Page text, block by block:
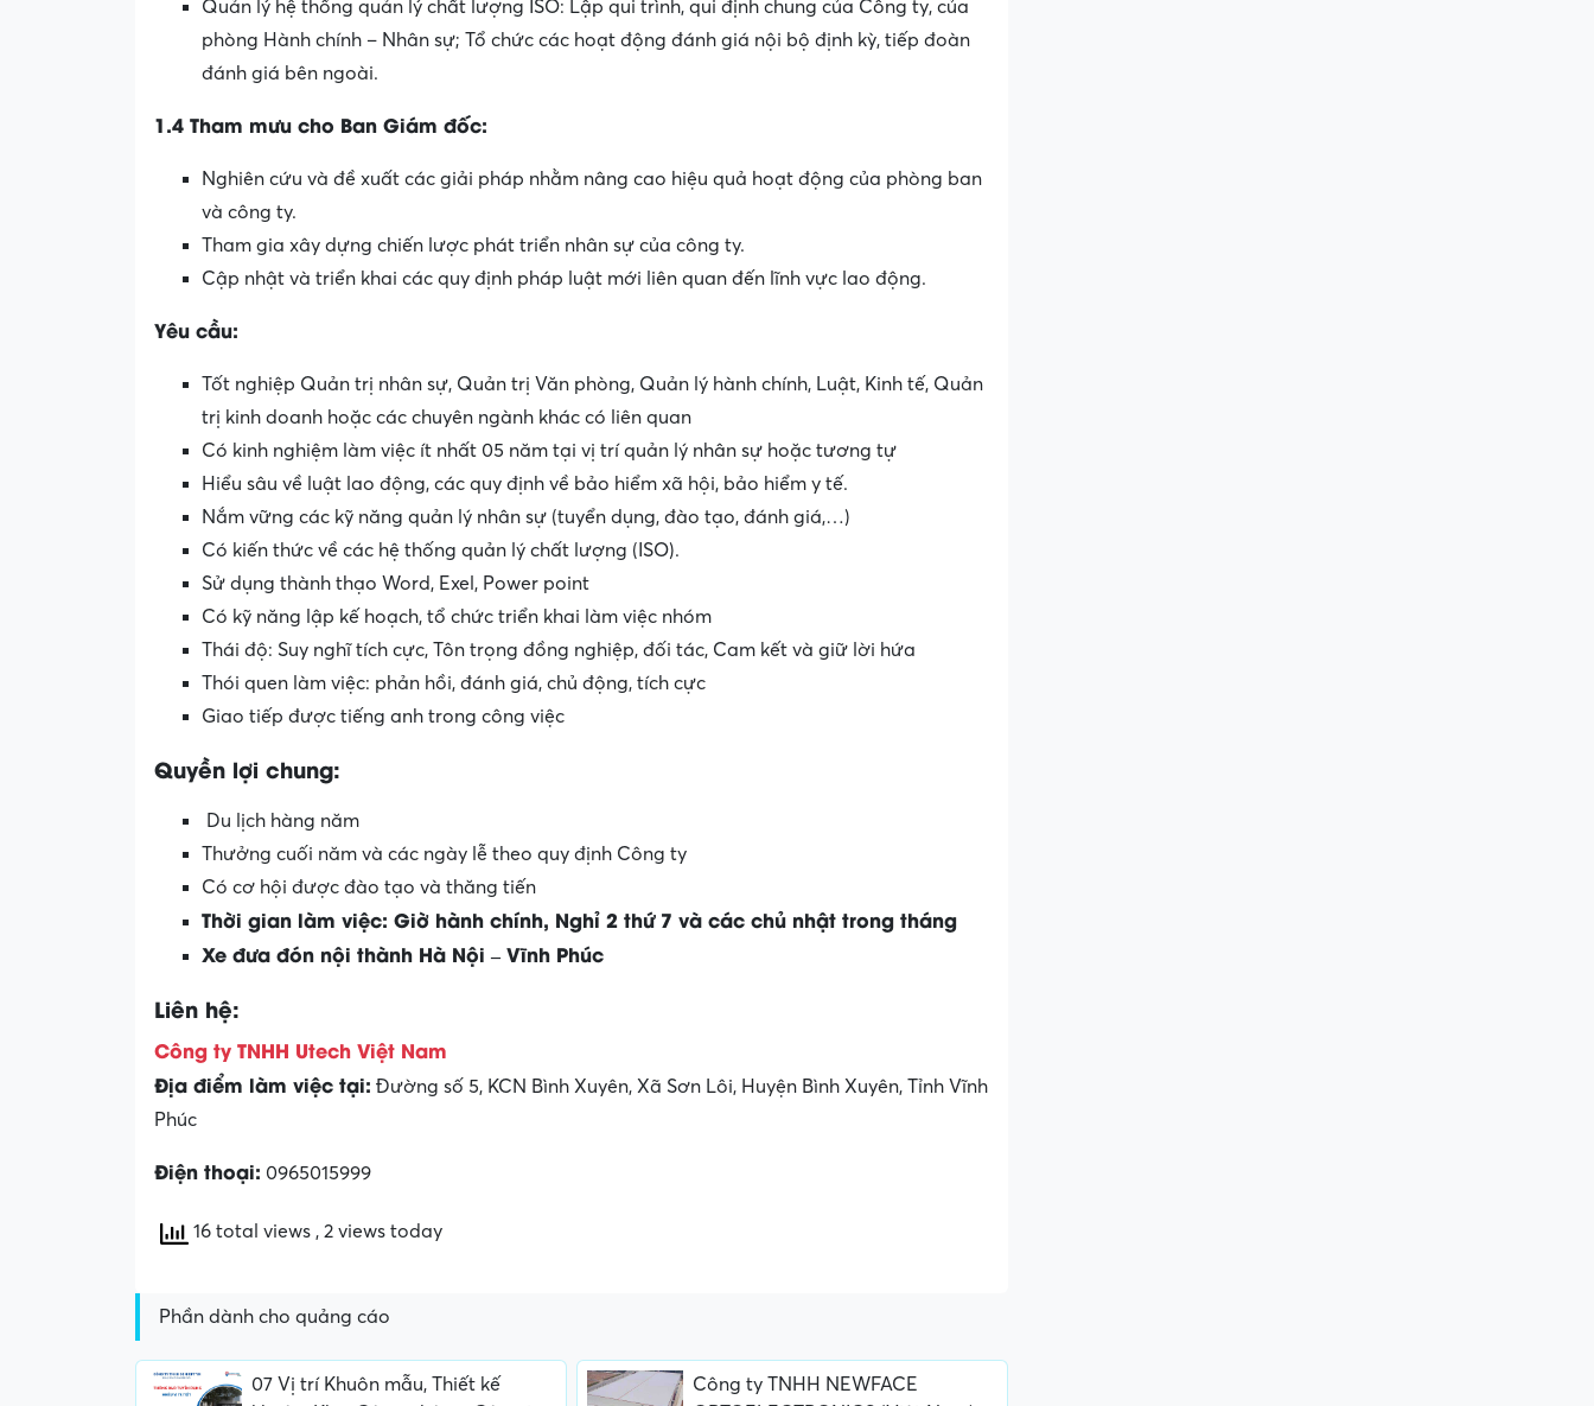
Quản lý hệ thống quản lý chất lượng ISO: Lập qui trình, qui định chung của Công ty, của
phòng Hành chính – Nhân sự; Tổ chức các hoạt động đánh giá nội bộ định kỳ, tiếp đoàn
đánh giá bên ngoài.
1.4 Tham mưu cho Ban Giám đốc:
Nghiên cứu và đề xuất các giải pháp nhằm nâng cao hiệu quả hoạt động của phòng ban
và công ty.
Tham gia xây dựng chiến lược phát triển nhân sự của công ty.
Cập nhật và triển khai các quy định pháp luật mới liên quan đến lĩnh vực lao động.
Yêu cầu:
Tốt nghiệp Quản trị nhân sự, Quản trị Văn phòng, Quản lý hành chính, Luật, Kinh tế, Quản
trị kinh doanh hoặc các chuyên ngành khác có liên quan
Có kinh nghiệm làm việc ít nhất 05 năm tại vị trí quản lý nhân sự hoặc tương tự
Hiểu sâu về luật lao động, các quy định về bảo hiểm xã hội, bảo hiểm y tế.
Nắm vững các kỹ năng quản lý nhân sự (tuyển dụng, đào tạo, đánh giá,…)
Có kiến thức về các hệ thống quản lý chất lượng (ISO).
Sử dụng thành thạo Word, Exel, Power point
Có kỹ năng lập kế hoạch, tổ chức triển khai làm việc nhóm
Thái độ: Suy nghĩ tích cực, Tôn trọng đồng nghiệp, đối tác, Cam kết và giữ lời hứa
Thói quen làm việc: phản hồi, đánh giá, chủ động, tích cực
Giao tiếp được tiếng anh trong công việc
Quyền lợi chung:
Du lịch hàng năm
Thưởng cuối năm và các ngày lễ theo quy định Công ty
Có cơ hội được đào tạo và thăng tiến
Thời gian làm việc: Giờ hành chính, Nghỉ 2 thứ 7 và các chủ nhật trong tháng
Xe đưa đón nội thành Hà Nội – Vĩnh Phúc
Liên hệ:
Công ty TNHH Utech Việt Nam
Địa điểm làm việc tại: Đường số 5, KCN Bình Xuyên, Xã Sơn Lôi, Huyện Bình Xuyên, Tỉnh Vĩnh
Phúc
Điện thoại: 0965015999
16 total views , 2 views today
Phần dành cho quảng cáo
07 Vị trí Khuôn mẫu, Thiết kế
Công ty TNHH NEWFACE